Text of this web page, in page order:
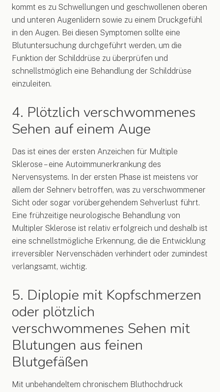
kommt es zu Schwellungen und geschwollenen oberen
und unteren Augenlidern sowie zu einem Druckgefühl
in den Augen. Bei diesen Symptomen sollte eine
Blutuntersuchung durchgeführt werden, um die
Funktion der Schilddrüse zu überprüfen und
schnellstmöglich eine Behandlung der Schilddrüse
einzuleiten.
4. Plötzlich verschwommenes
Sehen auf einem Auge
Das ist eines der ersten Anzeichen für Multiple
Sklerose – eine Autoimmunerkrankung des
Nervensystems. In der ersten Phase ist meistens vor
allem der Sehnerv betroffen, was zu verschwommener
Sicht oder sogar vorübergehendem Sehverlust führt.
Eine frühzeitige neurologische Behandlung von
Multipler Sklerose ist relativ erfolgreich und deshalb ist
eine schnellstmögliche Erkennung, die die Entwicklung
irreversibler Nervenschäden verhindert oder zumindest
verlangsamt, wichtig.
5. Diplopie mit Kopfschmerzen
oder plötzlich
verschwommenes Sehen mit
Blutungen aus feinen
Blutgefäßen
Mit unbehandeltem chronischem Bluthochdruck